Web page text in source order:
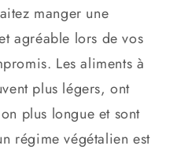
manger une
agréable lors de vos
Les aliments à
plus légers, ont
plus longue et sont
régime végétalien est